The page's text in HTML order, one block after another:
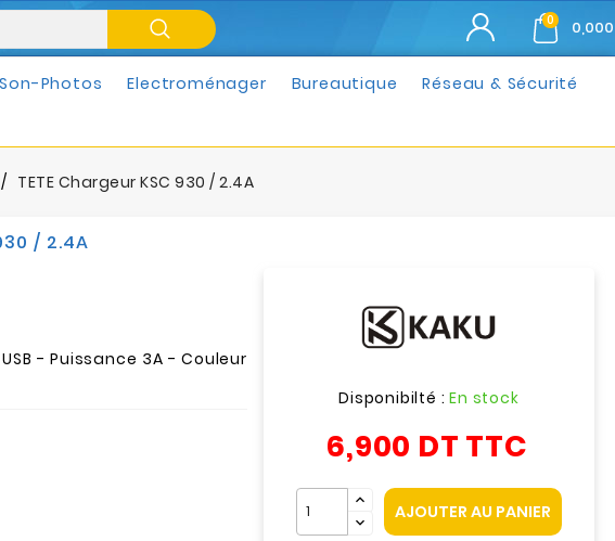
0
Photos Electroménager Bureautique Réseau & Sécurité
TETE Chargeur KSC 930 / 2.4A
/ 2.4A
- Puissance 3A - Couleur
Disponibilté :En stock
6,900 DT TTC
AJOUTER AU PANIER